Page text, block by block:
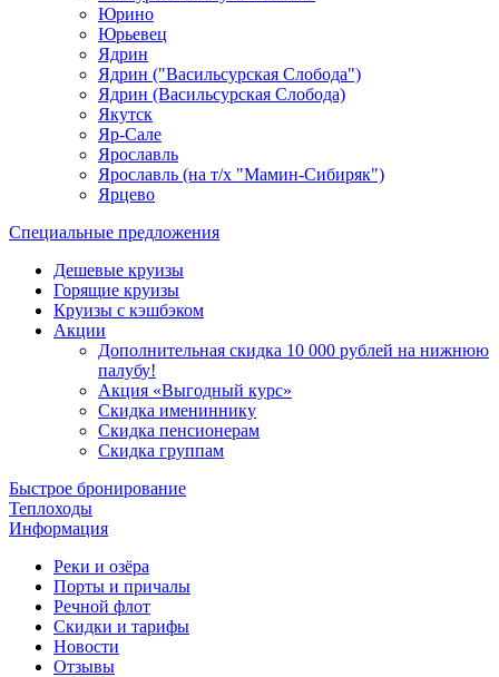
Юрино
Юрьевец
Ядрин
Ядрин ("Васильсурская Слобода")
Ядрин (Васильсурская Слобода)
Якутск
Яр-Сале
Ярославль
Ярославль (на т/х "Мамин-Сибиряк")
Ярцево
Специальные предложения
Дешевые круизы
Горящие круизы
Круизы с кэшбэком
Акции
Дополнительная скидка 10 000 рублей на нижнюю
палубу!
Акция «Выгодный курс»
Скидка имениннику
Скидка пенсионерам
Скидка группам
Быстрое бронирование
Теплоходы
Информация
Реки и озёра
Порты и причалы
Речной флот
Скидки и тарифы
Новости
Отзывы